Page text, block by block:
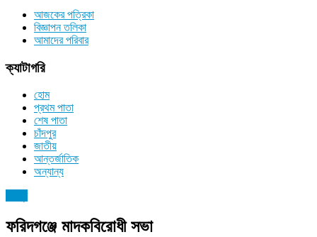
আজকের পত্রিকা
বিজ্ঞাপন তলিকা
আমাদের পরিবার
ক্যাটাগরি
হোম
প্রথম পাতা
শেষ পাতা
চাঁদপুর
জাতীয়
আন্তর্জাতিক
অন্যান্য
ফরিদগঞ্জে মাদকবিরোধী সভা